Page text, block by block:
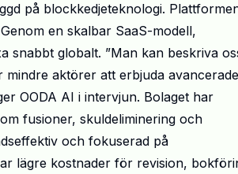
på blockkedjeteknologi.
en skalbar SaaS-modell,
snabbt globalt. ”Man kan beskriva
mindre aktörer att erbjuda
OODA AI i intervjun. Bolaget har
fusioner, skuldeliminering och
och fokuserad på
lägre kostnader för revision,